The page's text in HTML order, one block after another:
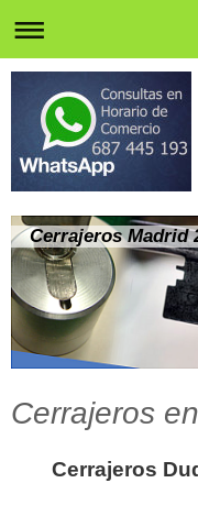
Cerrajeros Madrid
Cerrajeros
Cerrajeros